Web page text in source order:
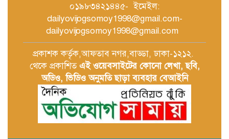
০১৯৮৩৪২১৪৪৫- ইমেইল:
dailyovijogsomoy1998@gmail.com-
dailyovijogsomoy1998@gmail.com
প্রকাশক কর্তৃক,আফতাব নগর,বাড্ডা, ঢাকা-১২১২.
থেকে প্রকাশিতএই ওয়েবসাইটের কোনো লেখা, ছবি,
অডিও, ভিডিও অনুমতি ছাড়া ব্যবহার বেআইনি